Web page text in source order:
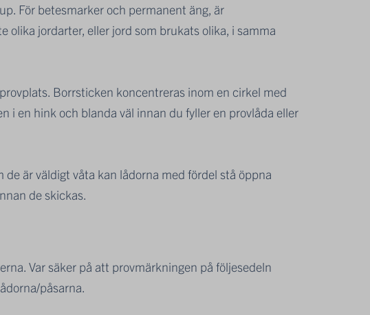
För betesmarker och permanent äng, är
jordarter, eller jord som brukats olika, i samma
Borrsticken koncentreras inom en cirkel med
i en hink och blanda väl innan du fyller en provlåda eller
de är väldigt våta kan lådorna med fördel stå öppna
de skickas.
Var säker på att provmärkningen på följesedeln
påsarna.